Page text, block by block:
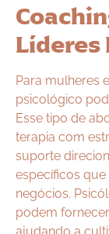
Líderes
Para mulheres
psicológico
Esse tipo de
terapia com
suporte
específicos
negócios.
podem
ajudando a